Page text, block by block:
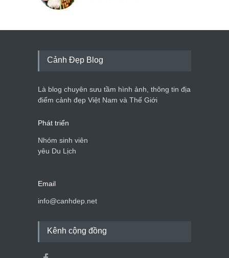
Cảnh Đẹp Blog
Là blog chuyên sưu tầm hình ảnh, thông tin địa
điểm cảnh đẹp Việt Nam và Thế Giới
Phát triển
Nhóm sinh viên
yêu Du Lịch
Email
info@canhdep.net
Kênh cộng đồng